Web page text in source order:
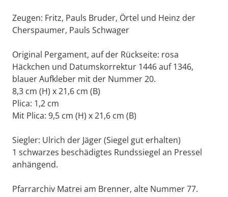
Zeugen: Fritz, Pauls Bruder, Örtel und Heinz der
Cherspaumer, Pauls Schwager
Original Pergament, auf der Rückseite: rosa
Häckchen und Datumskorrektur 1446 auf 1346,
blauer Aufkleber mit der Nummer 20.
8,3 cm (H) x 21,6 cm (B)
Plica: 1,2 cm
Mit Plica: 9,5 cm (H) x 21,6 cm (B)
Siegler: Ulrich der Jäger (Siegel gut erhalten)
1 schwarzes beschädigtes Rundssiegel an Pressel
anhängend.
Pfarrarchiv Matrei am Brenner, alte Nummer 77.